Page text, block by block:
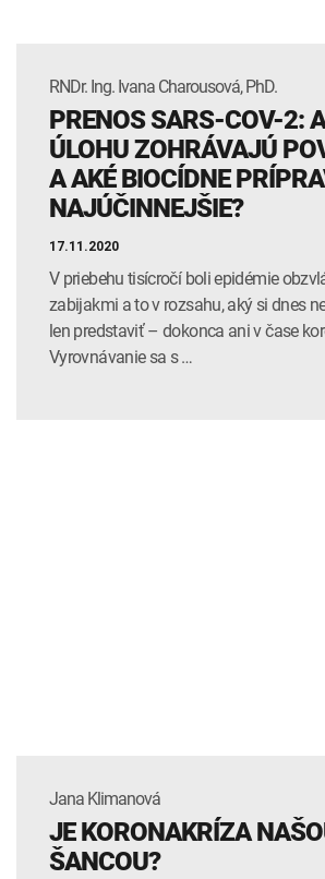
RNDr. Ing. Ivana Charousová, PhD.
PRENOS SARS-COV-2:
ÚLOHU ZOHRÁVAJÚ
A AKÉ BIOCÍDNE
NAJÚČINNEJŠIE?
17.11.2020
V priebehu tisícročí boli epidémie
zabijakmi a to v rozsahu, aký si dnes
len predstaviť – dokonca ani v čase
Vyrovnávanie sa s …
Jana Klimanová
JE KORONAKRÍZA
ŠANCOU?